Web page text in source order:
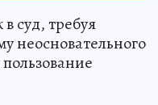
суд, требуя
неосновательного